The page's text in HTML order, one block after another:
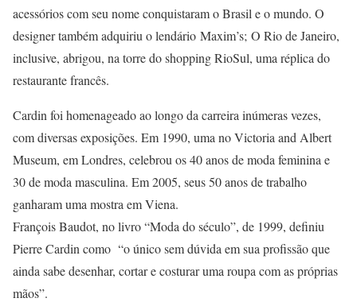
acessórios com seu nome conquistaram o Brasil e o mundo. O
designer também adquiriu o lendário Maxim’s; O Rio de Janeiro,
inclusive, abrigou, na torre do shopping RioSul, uma réplica do
restaurante francês.
Cardin foi homenageado ao longo da carreira inúmeras vezes,
com diversas exposições. Em 1990, uma no Victoria and Albert
Museum, em Londres, celebrou os 40 anos de moda feminina e
30 de moda masculina. Em 2005, seus 50 anos de trabalho
ganharam uma mostra em Viena.
François Baudot, no livro “Moda do século”, de 1999, definiu
Pierre Cardin como “o único sem dúvida em sua profissão que
ainda sabe desenhar, cortar e costurar uma roupa com as próprias
mãos”.